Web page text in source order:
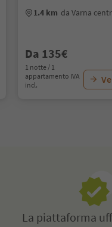
1.4 km da Varna
Da 135€
1 notte / 1
appartamento IVA
incl.
La piattaforma